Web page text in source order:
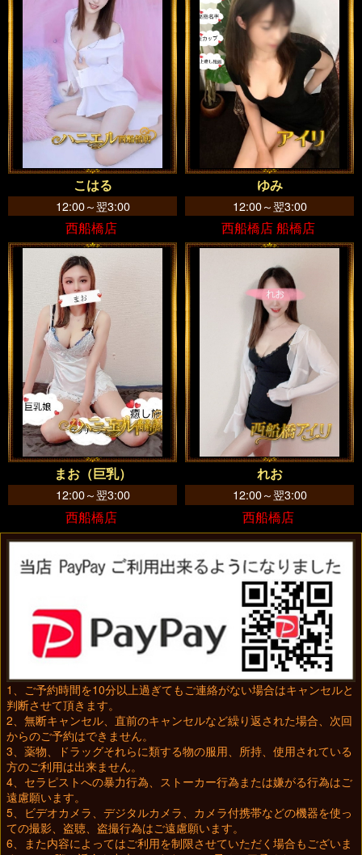
こはる
12:00～翌3:00
西船橋店
ゆみ
12:00～翌3:00
西船橋店 船橋店
まお（巨乳）
12:00～翌3:00
西船橋店
れお
12:00～翌3:00
西船橋店
1、ご予約時間を10分以上過ぎてもご連絡がない場合はキャンセルと
判断させて頂きます。
2、無断キャンセル、直前のキャンセルなど繰り返された場合、次回
からのご予約はできません。
3、薬物、ドラッグそれらに類する物の服用、所持、使用されている
方のご利用は出来ません。
4、セラピストへの暴力行為、ストーカー行為または嫌がる行為はご
遠慮願います。
5、ビデオカメラ、デジタルカメラ、カメラ付携帯などの機器を使っ
ての撮影、盗聴、盗撮行為はご遠慮願います。
6、また内容によってはご利用を制限させていただく場合もございま